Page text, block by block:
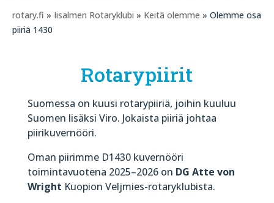
rotary.fi » Iisalmen Rotaryklubi » Keitä olemme » Olemme osa
piiriä 1430
Rotarypiirit
Suomessa on kuusi rotarypiiriä, joihin kuuluu
Suomen lisäksi Viro. Jokaista piiriä johtaa
piirikuvernööri.
Oman piirimme D1430 kuvernööri
toimintavuotena 2025–2026 on DG Atte von
Wright Kuopion Veljmies-rotaryklubista.